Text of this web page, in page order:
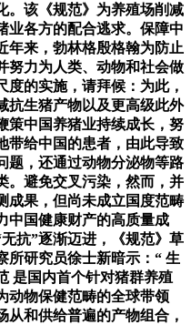
。该《规范》为养殖场削减
业各方的配合逃求。保障中
年来，勃林格殷格翰为防止
努力为人类、动物和社会做
的实施，请拜候：为此，
抗生猪产物以及更高级此外
策中国养猪业持续成长，努
带给中国的患者，由此导致
题，还通过动物分泌物等路
。避免交叉污染，然而，并
成果，但尚未成立国度范畴
中国健康财产的高质量成
抗”逐渐迈进，《规范》草
所研究员徐士新暗示：“ 生
是国内首个针对猪群养殖
动物保健范畴的全球带领
和供给普遍的产物组合，